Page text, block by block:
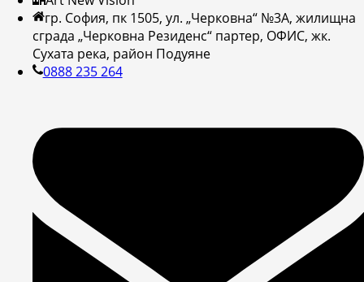
гр. София, пк 1505, ул. „Черковна“ №3А, жилищна
сграда „Черковна Резиденс“ партер, ОФИС, жк.
Сухата река, район Подуяне
0888 235 264